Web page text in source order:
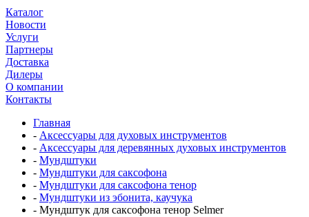
Каталог
Новости
Услуги
Партнеры
Доставка
Дилеры
О компании
Контакты
Главная
- Аксессуары для духовых инструментов
- Аксессуары для деревянных духовых инструментов
- Мундштуки
- Мундштуки для саксофона
- Мундштуки для саксофона тенор
- Мундштуки из эбонита, каучука
- Мундштук для саксофона тенор Selmer